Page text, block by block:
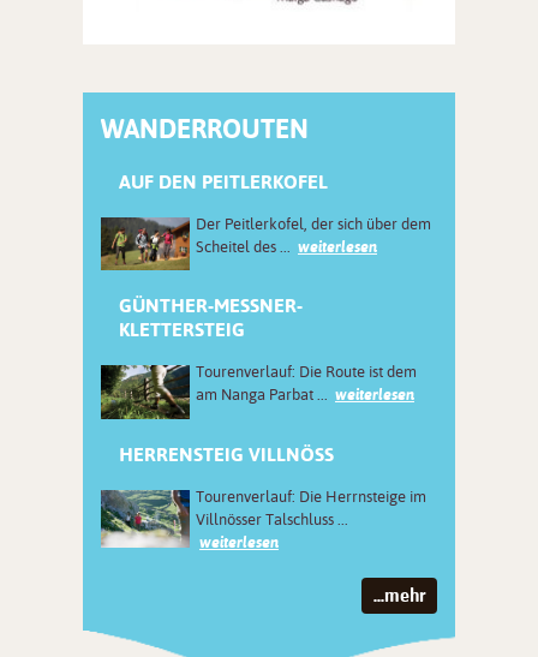
WANDERROUTEN
AUF DEN PEITLERKOFEL
Der Peitlerkofel, der sich über dem
Scheitel des ...
weiterlesen
GÜNTHER-MESSNER-
KLETTERSTEIG
Tourenverlauf: Die Route ist dem
am Nanga Parbat ... weiterlesen
HERRENSTEIG VILLNÖSS
Tourenverlauf: Die Herrnsteige im
Villnösser Talschluss ...
weiterlesen
...mehr